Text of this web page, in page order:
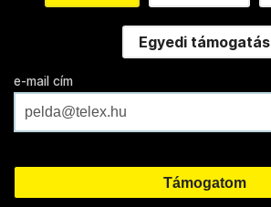
Egyedi támogatás
e-mail cím